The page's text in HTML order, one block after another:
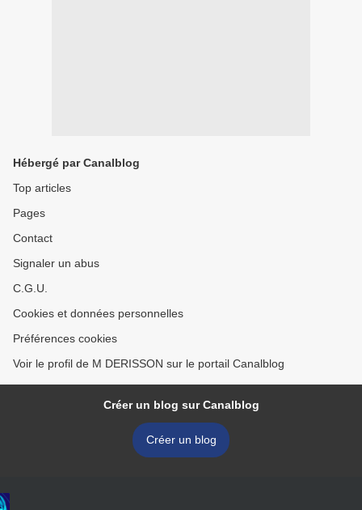
Hébergé par Canalblog
Top articles
Pages
Contact
Signaler un abus
C.G.U.
Cookies et données personnelles
Préférences cookies
Voir le profil de M DERISSON sur le portail Canalblog
Créer un blog sur Canalblog
Créer un blog